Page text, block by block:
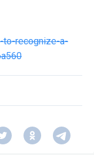
to-recognize-a-